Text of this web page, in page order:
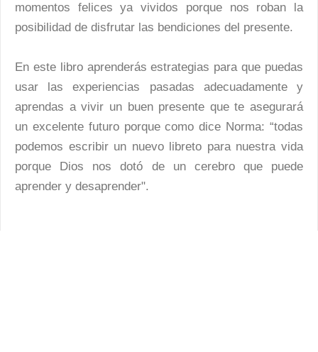
momentos felices ya vividos porque nos roban la
posibilidad de disfrutar las bendiciones del presente.
En este libro aprenderás estrategias para que puedas
usar las experiencias pasadas adecuadamente y
aprendas a vivir un buen presente que te asegurará
un excelente futuro porque como dice Norma: “todas
podemos escribir un nuevo libreto para nuestra vida
porque Dios nos dotó de un cerebro que puede
aprender y desaprender".